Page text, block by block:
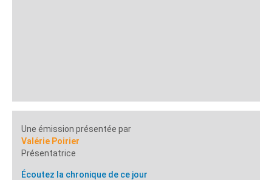
Une émission présentée par
Valérie Poirier
Présentatrice
Écoutez la chronique de ce jour